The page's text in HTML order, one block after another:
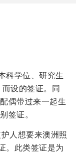
科学位、研究生
设的签证。同
偶带过来一起生
签证。
人想要来澳洲照
。此类签证是为